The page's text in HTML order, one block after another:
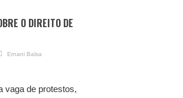
O DIREITO DE
Ernani Balsa
vaga de protestos,